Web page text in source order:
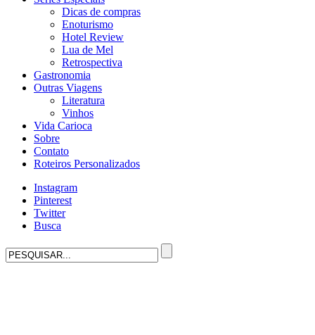
Dicas de compras
Enoturismo
Hotel Review
Lua de Mel
Retrospectiva
Gastronomia
Outras Viagens
Literatura
Vinhos
Vida Carioca
Sobre
Contato
Roteiros Personalizados
Instagram
Pinterest
Twitter
Busca